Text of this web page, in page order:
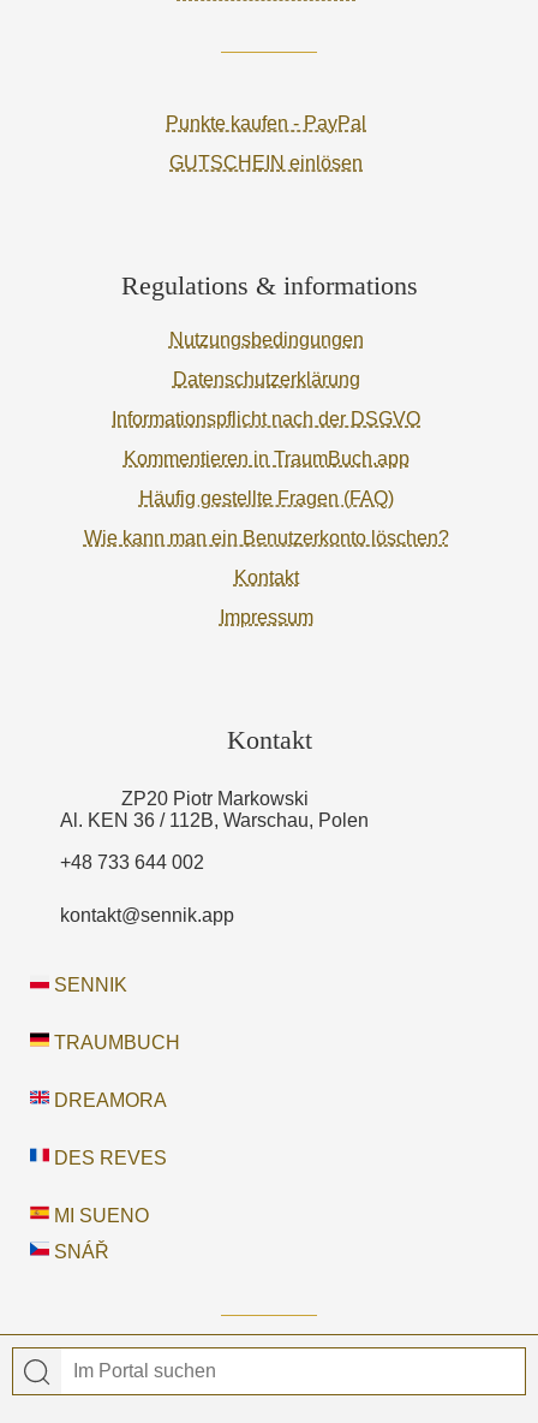
Punkte kaufen - PayPal
GUTSCHEIN einlösen
Regulations & informations
Nutzungsbedingungen
Datenschutzerklärung
Informationspflicht nach der DSGVO
Kommentieren in TraumBuch.app
Häufig gestellte Fragen (FAQ)
Wie kann man ein Benutzerkonto löschen?
Kontakt
Impressum
Kontakt
ZP20 Piotr Markowski
Al. KEN 36 / 112B, Warschau, Polen
+48 733 644 002
kontakt@sennik.app
SENNIK
TRAUMBUCH
DREAMORA
DES REVES
MI SUENO
SNÁŘ
© 2026 Traumbuch